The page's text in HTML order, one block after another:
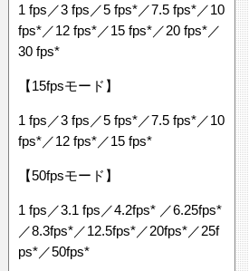
1 fps／3 fps／5 fps*／7.5 fps*／10
fps*／12 fps*／15 fps*／20 fps*／
30 fps*
【15fpsモード】
1 fps／3 fps／5 fps*／7.5 fps*／10
fps*／12 fps*／15 fps*
【50fpsモード】
1 fps／3.1 fps／4.2fps* ／6.25fps*
／8.3fps*／12.5fps*／20fps*／25f
ps*／50fps*